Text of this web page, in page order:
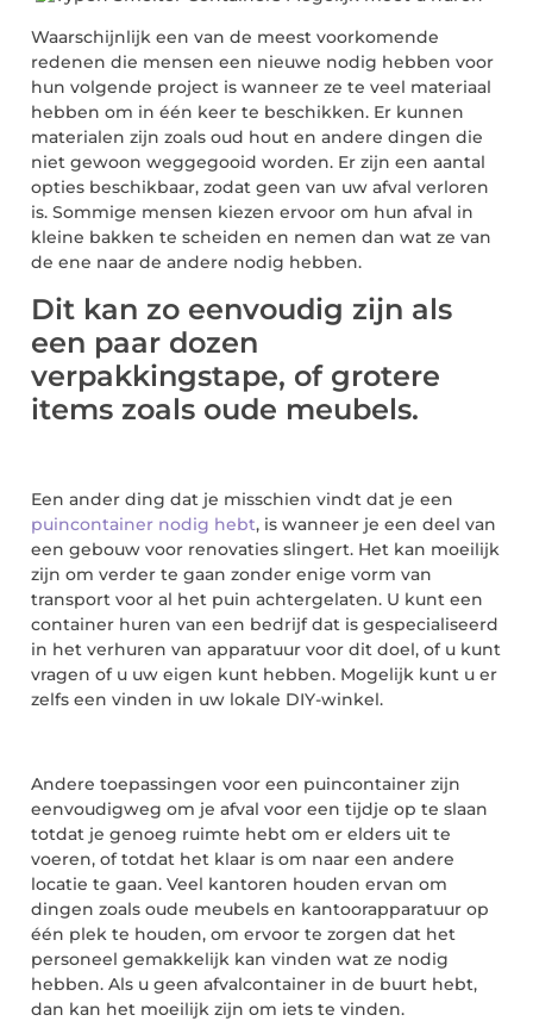
Waarschijnlijk een van de meest voorkomende
redenen die mensen een nieuwe nodig hebben voor
hun volgende project is wanneer ze te veel materiaal
hebben om in één keer te beschikken. Er kunnen
materialen zijn zoals oud hout en andere dingen die
niet gewoon weggegooid worden. Er zijn een aantal
opties beschikbaar, zodat geen van uw afval verloren
is. Sommige mensen kiezen ervoor om hun afval in
kleine bakken te scheiden en nemen dan wat ze van
de ene naar de andere nodig hebben.
Dit kan zo eenvoudig zijn als
een paar dozen
verpakkingstape, of grotere
items zoals oude meubels.
Een ander ding dat je misschien vindt dat je een
puincontainer nodig hebt, is wanneer je een deel van
een gebouw voor renovaties slingert. Het kan moeilijk
zijn om verder te gaan zonder enige vorm van
transport voor al het puin achtergelaten. U kunt een
container huren van een bedrijf dat is gespecialiseerd
in het verhuren van apparatuur voor dit doel, of u kunt
vragen of u uw eigen kunt hebben. Mogelijk kunt u er
zelfs een vinden in uw lokale DIY-winkel.
Andere toepassingen voor een puincontainer zijn
eenvoudigweg om je afval voor een tijdje op te slaan
totdat je genoeg ruimte hebt om er elders uit te
voeren, of totdat het klaar is om naar een andere
locatie te gaan. Veel kantoren houden ervan om
dingen zoals oude meubels en kantoorapparatuur op
één plek te houden, om ervoor te zorgen dat het
personeel gemakkelijk kan vinden wat ze nodig
hebben. Als u geen afvalcontainer in de buurt hebt,
dan kan het moeilijk zijn om iets te vinden.